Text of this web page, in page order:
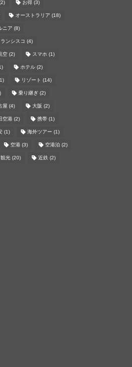
お得 (3)
オーストラリア (18)
ニア (8)
ンシスコ (4)
空 (2) スマホ (1)
ホテル (2)
リゾート (14)
乗り継ぎ (2)
屋 (4) 大阪 (2)
空港 (2) 携帯 (1)
(1) 海外ツアー (1)
空港 (3) 空港泊 (2)
観光 (20) 近鉄 (2)